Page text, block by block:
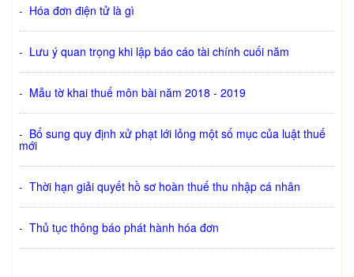
- Hóa đơn điện tử là gì
- Lưu ý quan trọng khi lập báo cáo tài chính cuối năm
- Mẫu tờ khai thuế môn bài năm 2018 - 2019
- Bổ sung quy định xử phạt lới lỏng một số mục của luật thuế
mới
- Thời hạn giải quyết hồ sơ hoàn thuế thu nhập cá nhân
- Thủ tục thông báo phát hành hóa đơn